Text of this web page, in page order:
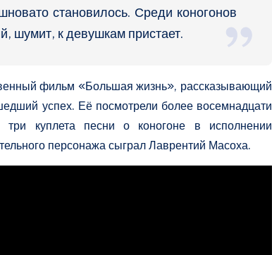
становилось. Среди коногонов
шумит, к девушкам пристает.
фильм «Большая жизнь», рассказывающий
успех. Её посмотрели более восемнадцати
три куплета песни о коногоне в исполнении
персонажа сыграл Лаврентий Масоха.